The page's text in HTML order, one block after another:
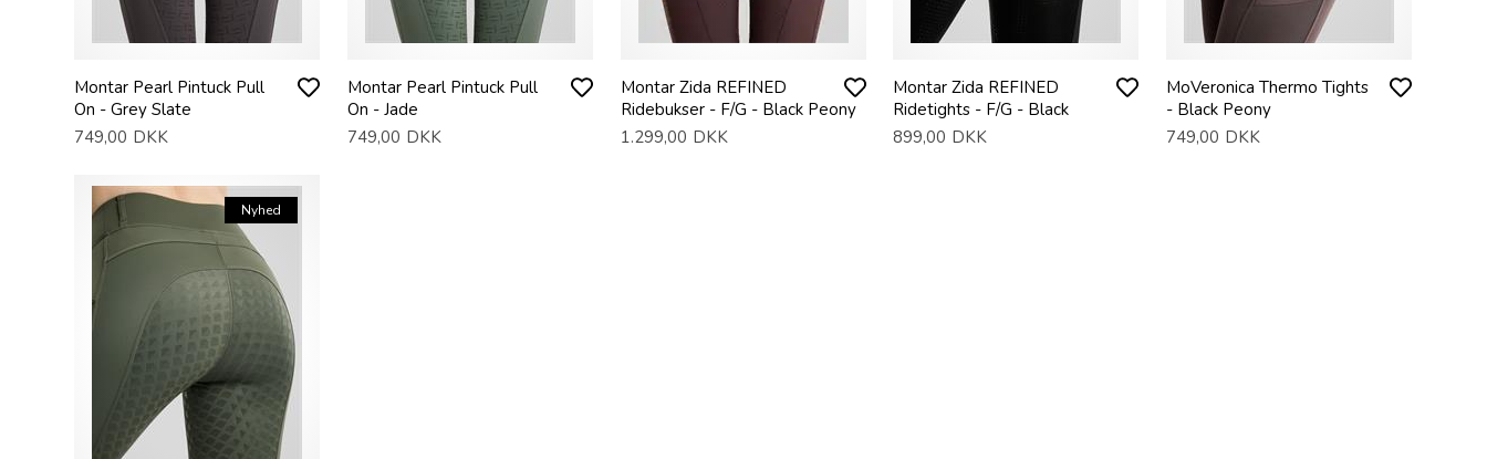
Montar Pearl Pintuck Pull
On - Grey Slate
749,00 DKK
Montar Pearl Pintuck Pull
On - Jade
749,00 DKK
Montar Zida REFINED
Ridebukser - F/G - Black Peony
1.299,00 DKK
Montar Zida REFINED
Ridetights - F/G - Black
899,00 DKK
MoVeronica Thermo Tights
- Black Peony
749,00 DKK
Nyhed